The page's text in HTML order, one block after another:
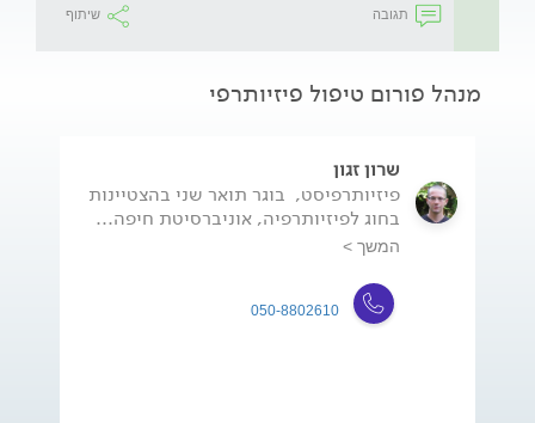
תגובה שיתוף
מנהל פורום טיפול פיזיותרפי
שרון זגון
פיזיותרפיסט, בוגר תואר שני בהצטיינות
בחוג לפיזיותרפיה, אוניברסיטת חיפה...
המשך >
050-8802610